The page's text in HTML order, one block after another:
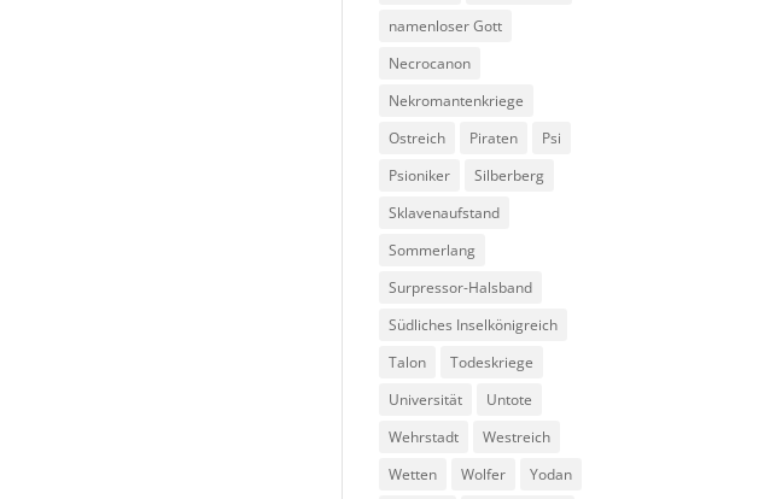
namenloser Gott
Necrocanon
Nekromantenkriege
Ostreich
Piraten
Psi
Psioniker
Silberberg
Sklavenaufstand
Sommerlang
Surpressor-Halsband
Südliches Inselkönigreich
Talon
Todeskriege
Universität
Untote
Wehrstadt
Westreich
Wetten
Wolfer Yodan